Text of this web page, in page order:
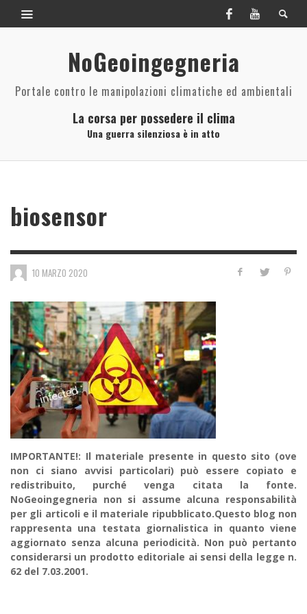
NoGeoingegneria
Portale contro le manipolazioni climatiche ed ambientali
La corsa per possedere il clima
Una guerra silenziosa è in atto
biosensor
10 MARZO 2020
IMPORTANTE!: Il materiale presente in questo sito (ove
non ci siano avvisi particolari) può essere copiato e
redistribuito, purché venga citata la fonte.
NoGeoingegneria non si assume alcuna responsabilità
per gli articoli e il materiale ripubblicato.Questo blog non
rappresenta una testata giornalistica in quanto viene
aggiornato senza alcuna periodicità. Non può pertanto
considerarsi un prodotto editoriale ai sensi della legge n.
62 del 7.03.2001.